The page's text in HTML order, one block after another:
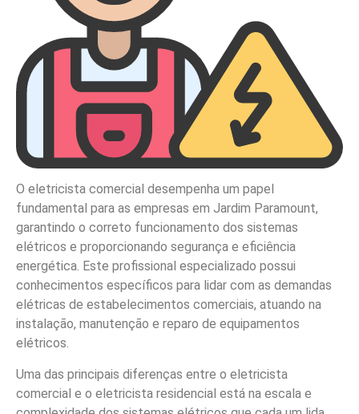
O eletricista comercial desempenha um papel
fundamental para as empresas em Jardim Paramount,
garantindo o correto funcionamento dos sistemas
elétricos e proporcionando segurança e eficiência
energética. Este profissional especializado possui
conhecimentos específicos para lidar com as demandas
elétricas de estabelecimentos comerciais, atuando na
instalação, manutenção e reparo de equipamentos
elétricos.
Uma das principais diferenças entre o eletricista
comercial e o eletricista residencial está na escala e